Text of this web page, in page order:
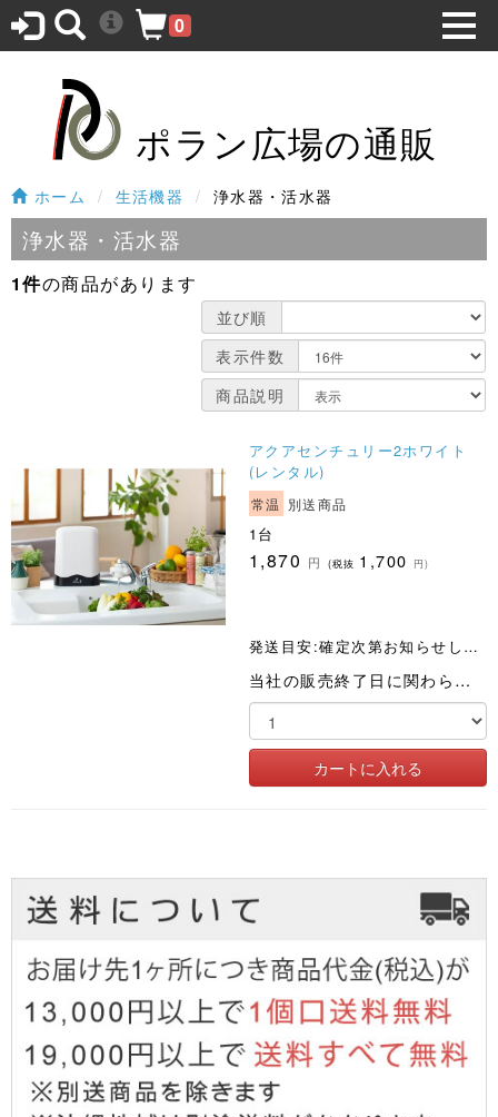
ポラン広場の通販
0
ホーム 生活機器 浄水器・活水器
浄水器・活水器
1件の商品があります
並び順
表示件数
商品説明
アクアセンチュリー2ホワイト
(レンタル)
常温 別送商品
1台
1,870 円 (税抜 1,700 円)
発送目安:確定次第お知らせします
当社の販売終了日に関わらず、いつでもお申込みいただけます。月々わずか1,870円(税込)!!1年ごとのカートリッジ交換(18,000円相当)も無料です